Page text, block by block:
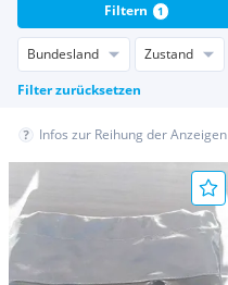
Bundesland Zustand
Filter zurücksetzen
Filtern 1
Infos zur Reihung der Anzeigen